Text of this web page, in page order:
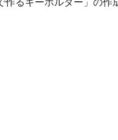
るキーホルダー」の作